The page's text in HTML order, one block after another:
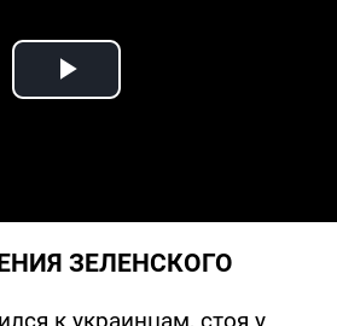
Play Video
ЗЕЛЕНСКОГО
к украинцам, стоя у